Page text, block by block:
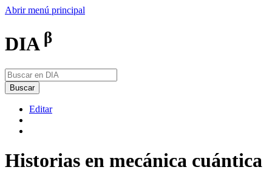
Abrir menú principal
DIA β
Buscar
Editar
Historias en mecánica cuántica